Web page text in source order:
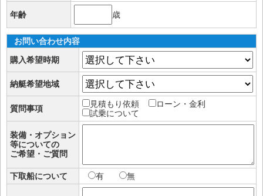
年齢 歳
お問い合わせ内容
購入希望時期
納艇希望地域
質問事項 見積もり依頼
ローン・金利
試乗について
装備・オプション
等についての
ご希望・ご質問
下取船について 有 無